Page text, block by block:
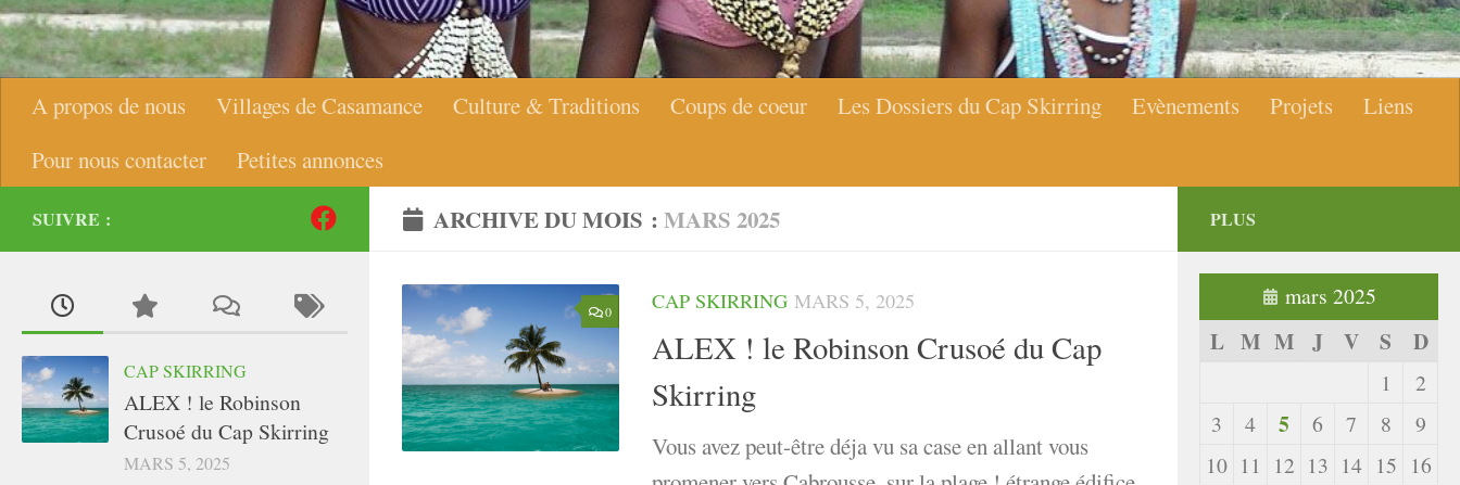
A propos de nous Villages de Casamance Culture & Traditions Coups de coeur Les Dossiers du Cap Skirring Evènements Projets
Liens
Pour nous contacter
Petites annonces
ARCHIVE DU MOIS : MARS 2025
0 CAP SKIRRING MARS 5, 2025
ALEX ! le Robinson Crusoé du Cap
Skirring
Vous avez peut-être déja vu sa case en allant vous
SUIVRE :
CAP SKIRRING
ALEX ! le Robinson
Crusoé du Cap Skirring
MARS 5, 2025
PLUS
mars 2025
L M M J V S D
1
2
3
4 5 6 7 8
9
10 11 12 13 14 15 16